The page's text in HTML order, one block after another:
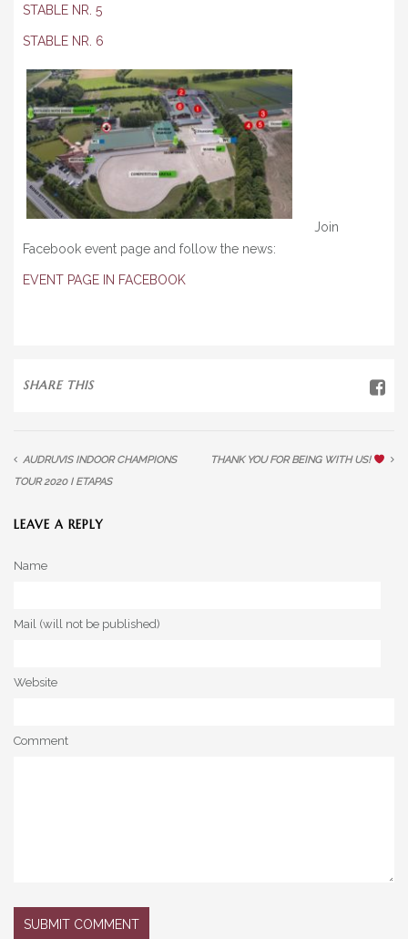
STABLE NR. 5
STABLE NR. 6
Join
Facebook event page and follow the news:
EVENT PAGE IN FACEBOOK
SHARE THIS
AUDRUVIS INDOOR CHAMPIONS
TOUR 2020 I ETAPAS
THANK YOU FOR BEING WITH US!
LEAVE A REPLY
Name
Mail (will not be published)
Website
Comment